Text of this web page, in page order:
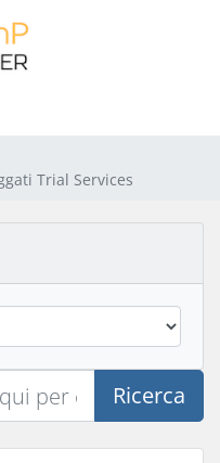
Trial Services
Ricerca